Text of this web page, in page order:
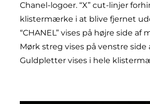
Chanel-logoer. “X” cut-linjer
klistermærke i at blive fjernet
“CHANEL” vises på højre side af
Mørk streg vises på venstre
Guldpletter vises i hele